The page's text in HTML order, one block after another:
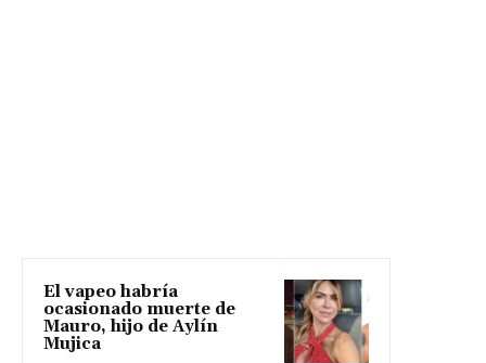
El vapeo habría
ocasionado muerte de
Mauro, hijo de Aylín
Mujica